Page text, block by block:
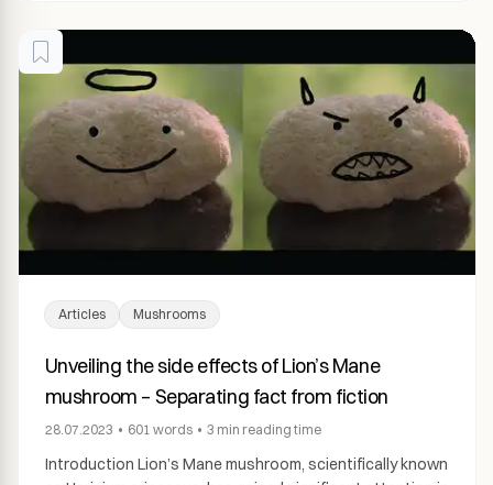
Articles Mushrooms
Unveiling the side effects of Lion’s Mane
mushroom – Separating fact from fiction
28.07.2023 • 601 words • 3 min reading time
Introduction Lion’s Mane mushroom, scientifically known